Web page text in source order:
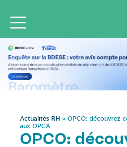
Actualités RH » OPCO: découvrez
aux OPCA
OPCO: